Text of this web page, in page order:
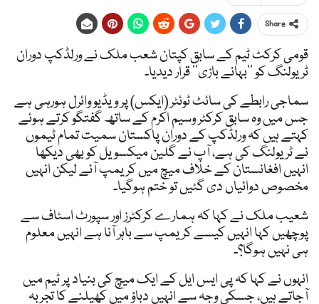
Share
قومی کرکٹ ٹیم کے سابق کپتان شعب ملک نے ورلڈکپ دوران
ٹریولنگ کو ’’بہانے بازی‘‘ قرار دیدیا۔
سماجی رابطے کی سائٹ ٹوئٹر (ایکس) پر ویڈیو وائرل ہورہی ہے
جس میں وہ سابق کرکٹر وسیم اکرم کے ساتھ گفتگو کرتے ہوئے
کہتے ہیں کہ ورلڈکپ کے دوران پاکستان سمیت تمام ٹیموں
نے ٹریولنگ کی ہے، آپ نے گلین میکسویل کو بھی دیکھا
انہیں افغانستان کے خلاف میچ میں کریمپ آئے لیکن انہیں
مخصوص دوائیاں دی گئیں تو ختم ہوگیا۔
شعیب ملک نے کہا کہ ہمارے کرکٹرز اور سپورٹ اسٹاف سے
پوچھیں کہا انہیں کیسے کریمپ سے باہر آنا ہے انہیں معلوم
ہی نہیں ہوگا؟۔
انہوں نے کہا کہ پی ایس ایل کے ایک میچ کی بنیاد پر ٹیم میں
آجاتے ہیں، جسکی وجہ سے انہیں دباؤ میں کھیلنے کا تجربہ